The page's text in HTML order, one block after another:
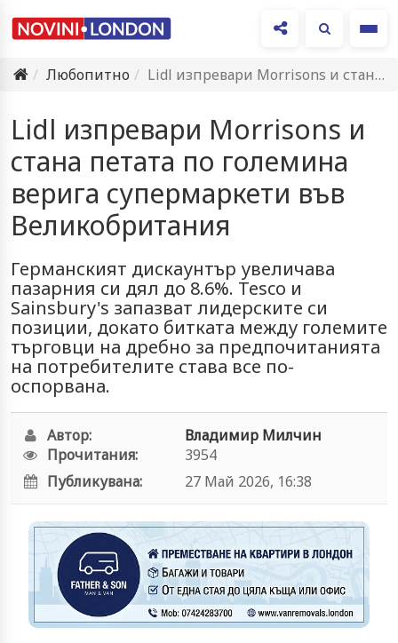
Любопитно
Lidl изпревари Morrisons и стана петата по големина верига супермаркети…
Lidl изпревари Morrisons и
стана петата по големина
верига супермаркети във
Великобритания
Германският дискаунтър увеличава
пазарния си дял до 8.6%. Tesco и
Sainsbury's запазват лидерските си
позиции, докато битката между големите
търговци на дребно за предпочитанията
на потребителите става все по-
оспорвана.
Автор:
Владимир Милчин
Прочитания:
3954
Публикувана:
27 Май 2026, 16:38